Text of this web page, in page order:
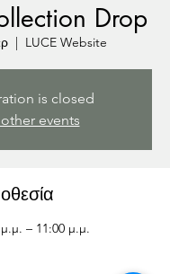
Drop
  |
LUCE Website
is closed
events
– 11:00 μ.μ.